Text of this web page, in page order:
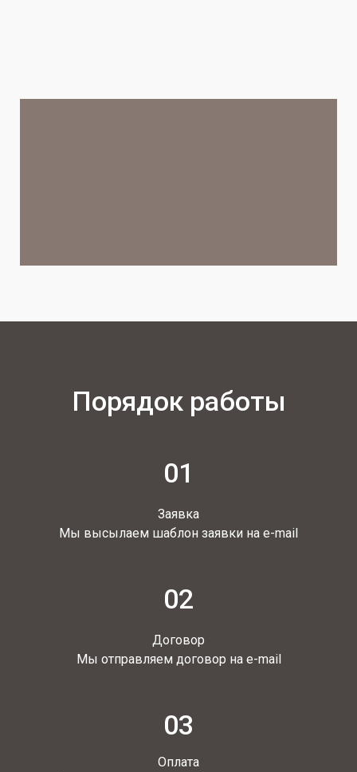
Порядок работы
01
Заявка
Мы высылаем шаблон заявки на e-mail
02
Договор
Мы отправляем договор на e-mail
03
Оплата